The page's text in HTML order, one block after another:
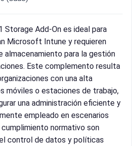
Add-On es ideal para
Microsoft Intune y requieren
almacenamiento para la gestión
Este complemento resulta
con una alta
móviles o estaciones de trabajo,
una administración eficiente y
empleado en escenarios
normativo son
control de datos y políticas